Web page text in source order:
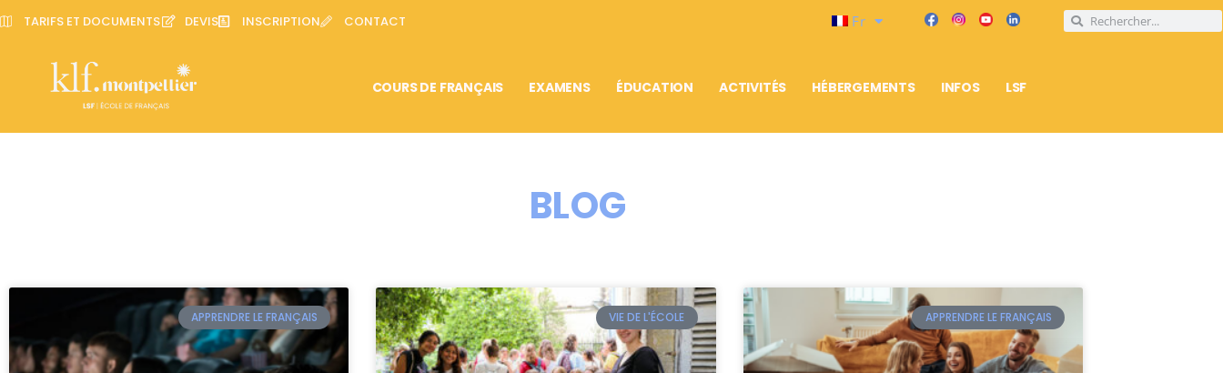
TARIFS ET DOCUMENTS DEVIS INSCRIPTION CONTACT Fr
COURS DE FRANÇAIS EXAMENS ÉDUCATION ACTIVITÉS HÉBERGEMENTS INFOS LSF
BLOG
APPRENDRE LE FRANÇAIS VIE DE L'ÉCOLE APPRENDRE LE FRANÇAIS